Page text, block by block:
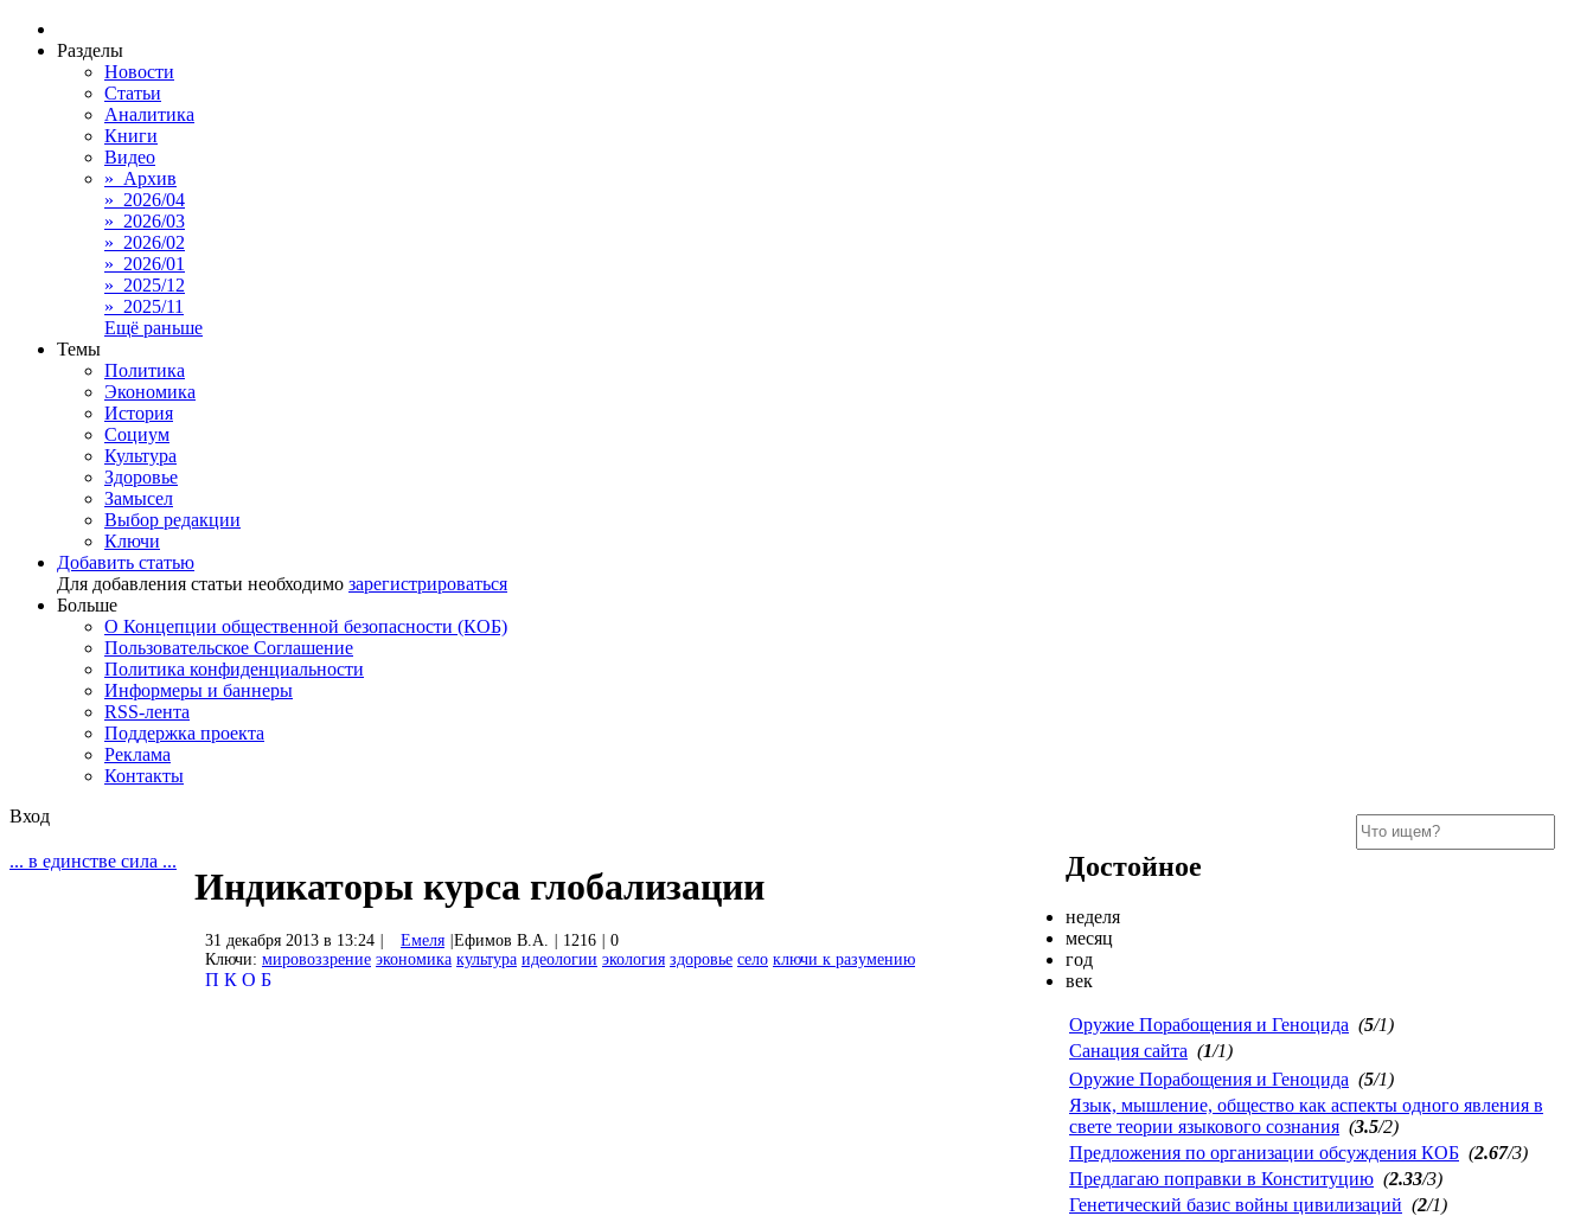
Разделы
Новости
Статьи
Аналитика
Книги
Видео
» Архив
» 2026/04
» 2026/03
» 2026/02
» 2026/01
» 2025/12
» 2025/11
Ещё раньше
Темы
Политика
Экономика
История
Социум
Культура
Здоровье
Замысел
Выбор редакции
Ключи
Добавить статью
Для добавления статьи необходимо зарегистрироваться
Больше
О Концепции общественной безопасности (КОБ)
Пользовательское Соглашение
Политика конфиденциальности
Информеры и баннеры
RSS-лента
Поддержка проекта
Реклама
Контакты
Вход
... в единстве сила ...
Индикаторы курса глобализации
31 декабря 2013 в 13:24 Емеля Ефимов В.А. 1216
0
Ключи: мировоззрение экономика культура идеологии экология здоровье село ключи к разумению
П К О Б
Достойное
неделя
месяц
год
век
Оружие Порабощения и Геноцида (5/1)
Санация сайта (1/1)
Оружие Порабощения и Геноцида (5/1)
Язык, мышление, общество как аспекты одного явления в
свете теории языкового сознания (3.5/2)
Предложения по организации обсуждения КОБ (2.67/3)
Предлагаю поправки в Конституцию (2.33/3)
Генетический базис войны цивилизаций (2/1)